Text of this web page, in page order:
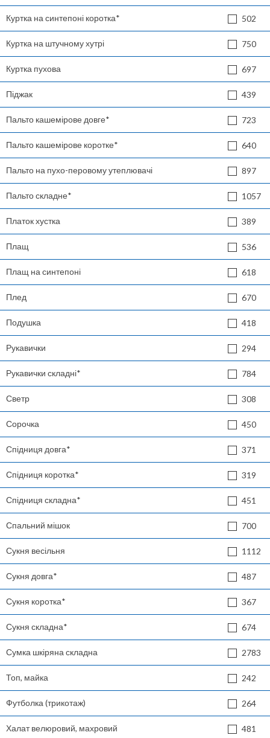
Куртка на синтепоні коротка* 502
Куртка на штучному хутрі 750
Куртка пухова 697
Піджак 439
Пальто кашемірове довге* 723
Пальто кашемірове коротке* 640
Пальто на пухо-перовому утеплювачі 897
Пальто складне* 1057
Платок хустка 389
Плащ 536
Плащ на синтепоні 618
Плед 670
Подушка 418
Рукавички 294
Рукавички складні* 784
Светр 308
Сорочка 450
Спідниця довга* 371
Спідниця коротка* 319
Спідниця складна* 451
Спальний мішок 700
Сукня весільня 1112
Сукня довга* 487
Сукня коротка* 367
Сукня складна* 674
Сумка шкіряна складна 2783
Топ, майка 242
Футболка (трикотаж) 264
Халат велюровий, махровий 481